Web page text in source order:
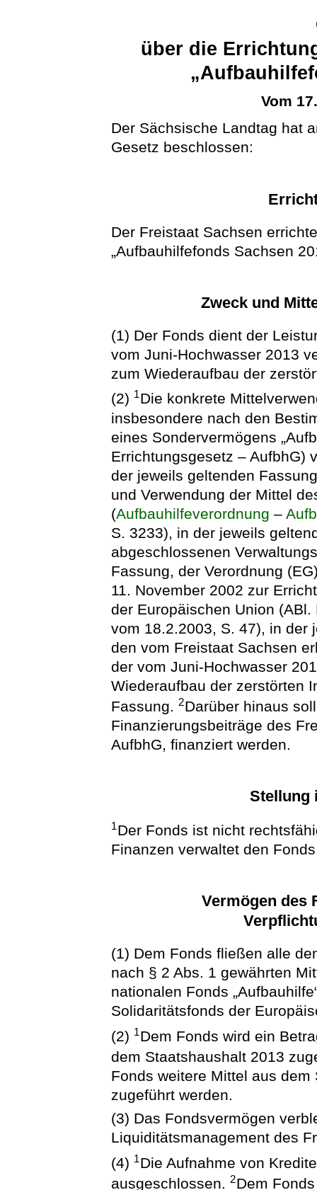
über die
Vom
Der Sächsische Landtag hat
Gesetz beschlossen:
Der Freistaat Sachsen
„Aufbauhilfefonds Sachsen
Zweck und
(1) Der Fonds dient der
vom Juni-Hochwasser 2013
zum Wiederaufbau der
(2) 1Die konkrete
insbesondere nach den
eines Sondervermögens
Errichtungsgesetz – AufbhG)
der jeweils geltenden
und Verwendung der Mittel
(Aufbauhilfeverordnung –
S. 3233), in der jeweils
abgeschlossenen
Fassung, der Verordnung
11. November 2002 zur
der Europäischen Union
vom 18.2.2003, S. 47), in der
den vom Freistaat Sachsen
der vom Juni-Hochwasser
Wiederaufbau der zerstörten
Fassung.2Darüber hinaus
Finanzierungsbeiträge des
AufbhG, finanziert werden.
Stellung
1Der Fonds ist nicht
Finanzen verwaltet den
Vermögen des
(1) Dem Fonds fließen alle
nach § 2 Abs. 1 gewährten
nationalen Fonds
Solidaritätsfonds der
(2) 1Dem Fonds wird ein
dem Staatshaushalt 2013
Fonds weitere Mittel aus
zugeführt werden.
(3) Das Fondsvermögen
Liquiditätsmanagement des
(4) 1Die Aufnahme von
ausgeschlossen.2Dem